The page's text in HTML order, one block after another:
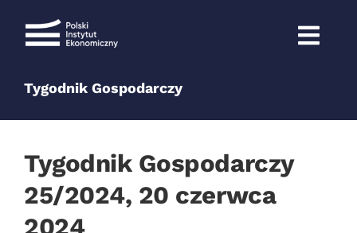
Tygodnik Gospodarczy
Tygodnik Gospodarczy
25/2024, 20 czerwca
2024